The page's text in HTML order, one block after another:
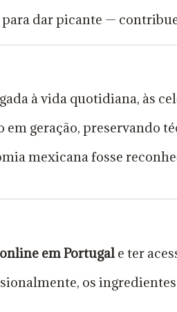
dar picante —
à vida quotidiana, às
geração, preservando
mexicana fosse
em Portugal e ter
os